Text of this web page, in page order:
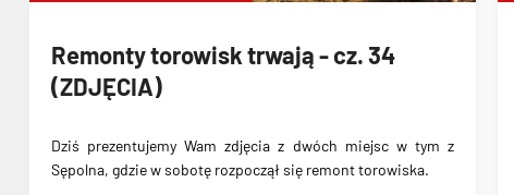
Remonty torowisk trwają - cz. 34
(ZDJĘCIA)
Dziś prezentujemy Wam zdjęcia z dwóch miejsc w tym z
Sępolna, gdzie w sobotę rozpoczął się remont torowiska.